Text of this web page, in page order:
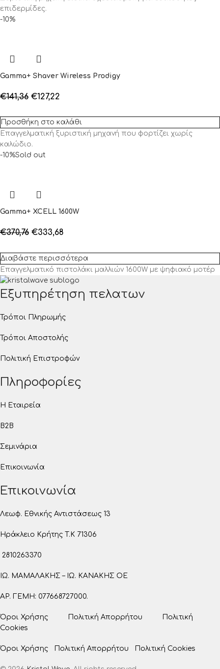
επιδερμίδες.
-10%
Gamma+ Shaver Wireless Prodigy
€141,36 €127,22
Προσθήκη στο καλάθι
Επαγγελματική ξυριστική μηχανή που φορτίζει χωρίς
καλώδιο.
-10%Sold out
Gamma+ XCELL 1600W
€370,76 €333,68
Διαβάστε περισσότερα
Επαγγελματικό πιστολάκι μαλλιών 1600W με ψηφιακό μοτέρ
Εξυπηρέτηση πελατων
Τρόποι Πληρωμής
Τρόποι Αποστολής
Πολιτική Επιστροφών
Πληροφορίες
Η Εταιρεία
B2B
Σεμινάρια
Επικοινωνία
Επικοινωνία
Λεωφ. Εθνικής Αντιστάσεως 13
Ηράκλειο Κρήτης T.K 71306
2810263370
ΙΩ. ΜΑΜΑΛΑΚΗΣ – ΙΩ. ΚΑΝΑΚΗΣ ΟΕ
ΑΡ. ΓΕΜΗ: 077668727000.
Όροι Χρήσης Πολιτική Απορρήτου Πολιτική
Cookies
Όροι Χρήσης Πολιτική Απορρήτου Πολιτική Cookies